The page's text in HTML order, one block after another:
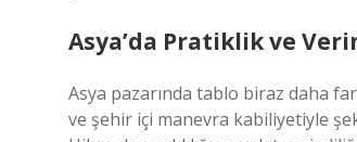
Asya’da Pratiklik ve
Asya pazarında tablo biraz daha
ve şehir içi manevra kabiliyetiyle